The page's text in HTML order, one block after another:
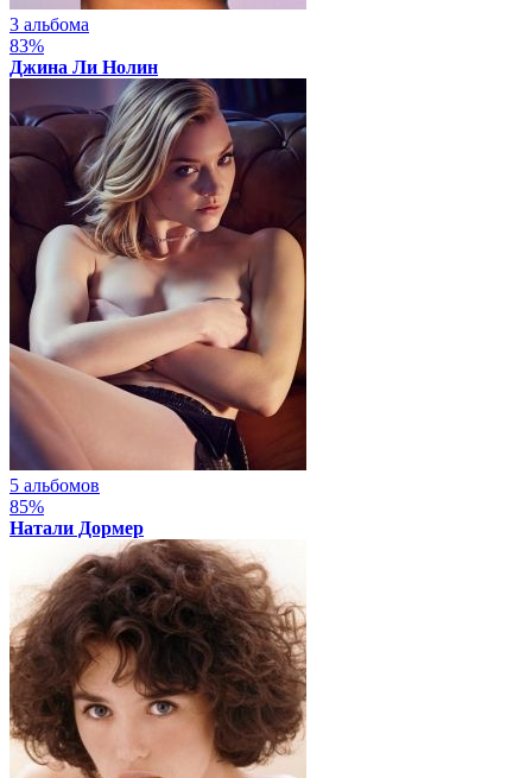
3 альбома
83%
Джина Ли Нолин
5 альбомов
85%
Натали Дормер